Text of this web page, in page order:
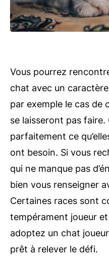
Vous pourrez
chat avec un
par exemple le cas de
se laisseront pas
parfaitement ce
ont besoin. Si vous
qui ne manque pas
bien vous renseigner
Certaines races sont
tempérament joueur
adoptez un chat
prêt à relever le défi.